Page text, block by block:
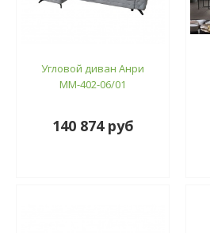
Угловой диван Анри
ММ-402-06/01
140 874 руб